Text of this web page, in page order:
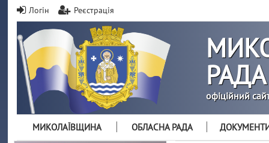
Логін Реєстрація
РАДА
офіційний
МИКОЛАЇВЩИНА ОБЛАСНА РАДА